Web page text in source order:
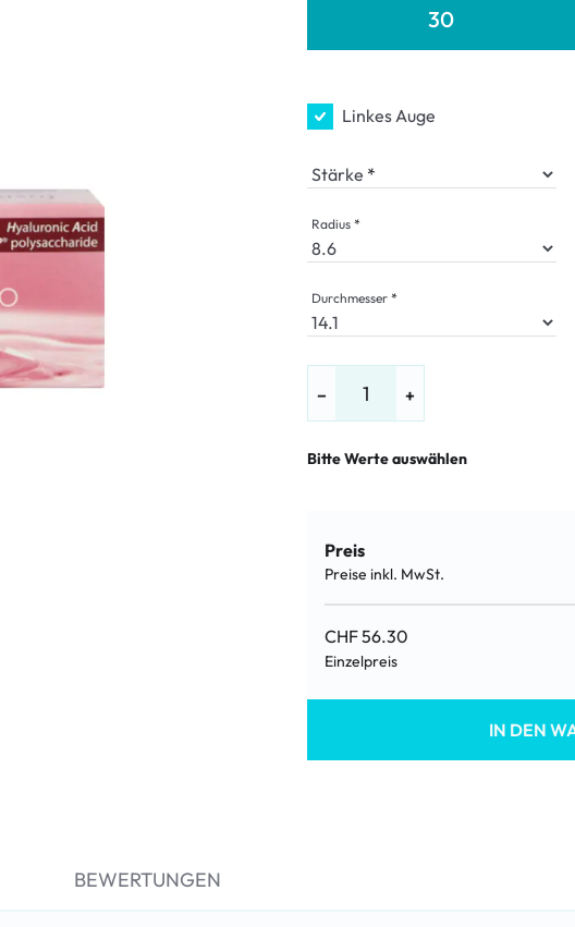
30
Linkes Auge
Stärke
Radius
Durchmesser
− +
Bitte Werte auswählen
Preis
Preise inkl. MwSt.
CHF 56.30
Einzelpreis
IN DEN
BEWERTUNGEN